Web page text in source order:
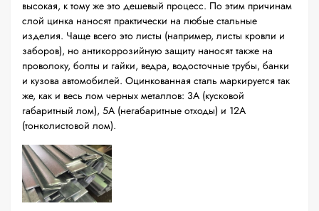
высокая, к тому же это дешевый процесс. По этим причинам
слой цинка наносят практически на любые стальные
изделия. Чаще всего это листы (например, листы кровли и
заборов), но антикоррозийную защиту наносят также на
проволоку, болты и гайки, ведра, водосточные трубы, банки
и кузова автомобилей. Оцинкованная сталь маркируется так
же, как и весь лом черных металлов: 3А (кусковой
габаритный лом), 5А (негабаритные отходы) и 12А
(тонколистовой лом).